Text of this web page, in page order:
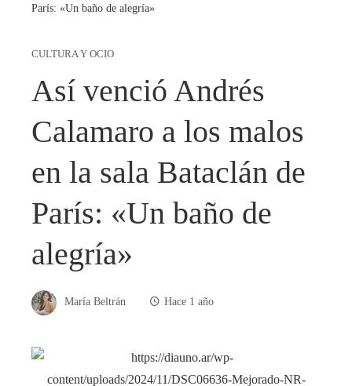
París: «Un baño de alegría»
CULTURA Y OCIO
Así venció Andrés
Calamaro a los malos
en la sala Bataclán de
París: «Un baño de
alegría»
María Beltrán Hace 1 año